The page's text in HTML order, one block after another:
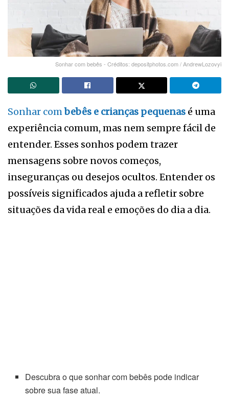
Sonhar com bebês - Créditos: depositphotos.com / AndrewLozovyi
Sonhar combebês e crianças pequenas é uma
experiência comum, mas nem sempre fácil de
entender. Esses sonhos podem trazer
mensagens sobre novos começos,
inseguranças ou desejos ocultos. Entender os
possíveis significados ajuda a refletir sobre
situações da vida real e emoções do dia a dia.
Descubra o que sonhar com bebês pode indicar
sobre sua fase atual.